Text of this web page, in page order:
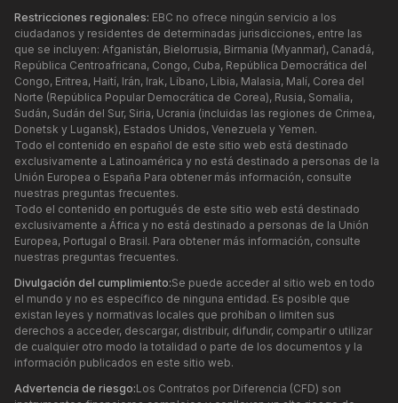
Restricciones regionales: EBC no ofrece ningún servicio a los
ciudadanos y residentes de determinadas jurisdicciones, entre las
que se incluyen: Afganistán, Bielorrusia, Birmania (Myanmar), Canadá,
República Centroafricana, Congo, Cuba, República Democrática del
Congo, Eritrea, Haití, Irán, Irak, Líbano, Libia, Malasia, Malí, Corea del
Norte (República Popular Democrática de Corea), Rusia, Somalia,
Sudán, Sudán del Sur, Siria, Ucrania (incluidas las regiones de Crimea,
Donetsk y Lugansk), Estados Unidos, Venezuela y Yemen.
Todo el contenido en español de este sitio web está destinado
exclusivamente a Latinoamérica y no está destinado a personas de la
Unión Europea o España Para obtener más información, consulte
nuestras preguntas frecuentes.
Todo el contenido en portugués de este sitio web está destinado
exclusivamente a África y no está destinado a personas de la Unión
Europea, Portugal o Brasil. Para obtener más información, consulte
nuestras preguntas frecuentes.
Divulgación del cumplimiento:Se puede acceder al sitio web en todo
el mundo y no es específico de ninguna entidad. Es posible que
existan leyes y normativas locales que prohíban o limiten sus
derechos a acceder, descargar, distribuir, difundir, compartir o utilizar
de cualquier otro modo la totalidad o parte de los documentos y la
información publicados en este sitio web.
Advertencia de riesgo:Los Contratos por Diferencia (CFD) son